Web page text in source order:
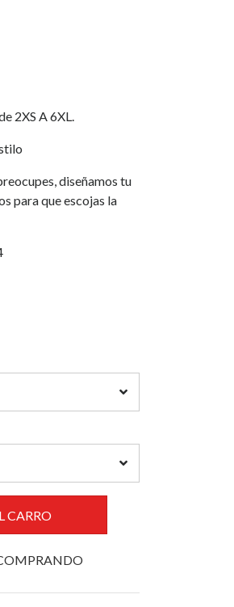
2XS A 6XL.
diseñamos tu
para que escojas la